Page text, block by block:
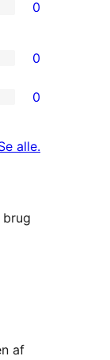
0
0
0
alleanmeldelser
.
brug
af